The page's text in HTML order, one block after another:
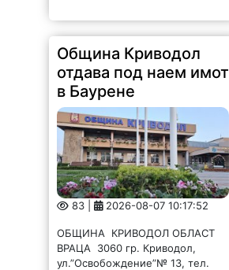
Община Криводол
отдава под наем имот
в Баурене
83 | 2026-08-07 10:17:52
ОБЩИНА КРИВОДОЛ ОБЛАСТ
ВРАЦА 3060 гр. Криводол,
ул.”Освобождение”№ 13, тел.